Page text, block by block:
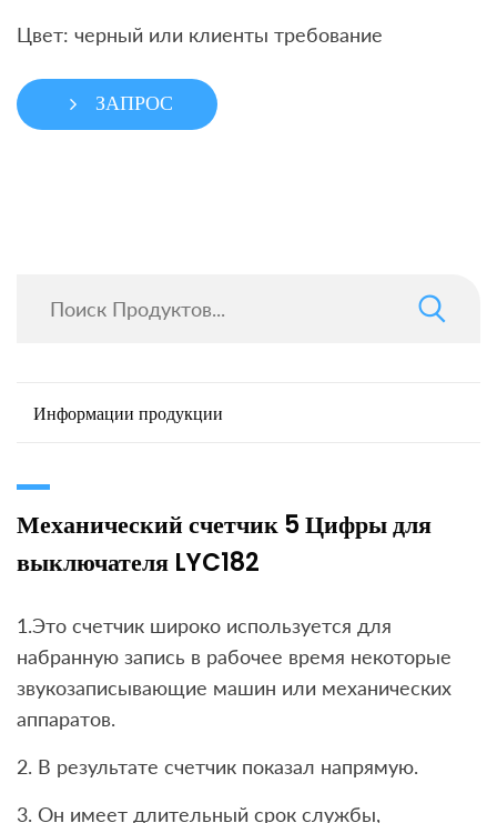
Цвет: черный или клиенты требование
ЗАПРОС
Информации продукции
Механический счетчик 5 Цифры для
выключателя LYC182
1.Это счетчик широко используется для
набранную запись в рабочее время некоторые
звукозаписывающие машин или механических
аппаратов.
2. В результате счетчик показал напрямую.
3. Он имеет длительный срок службы,